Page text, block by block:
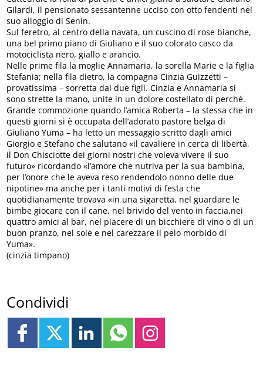
Gilardi, il pensionato sessantenne ucciso con otto fendenti nel
suo alloggio di Senin.
Sul feretro, al centro della navata, un cuscino di rose bianche,
una bel primo piano di Giuliano e il suo colorato casco da
motociclista nero, giallo e arancio.
Nelle prime fila la moglie Annamaria, la sorella Marie e la figlia
Stefania; nella fila dietro, la compagna Cinzia Guizzetti –
provatissima – sorretta dai due figli. Cinzia e Annamaria si
sono strette la mano, unite in un dolore costellato di perchè.
Grande commozione quando l’amica Roberta – la stessa che in
questi giorni si è occupata dell’adorato pastore belga di
Giuliano Yuma – ha letto un messaggio scritto dagli amici
Giorgio e Stefano che salutano «il cavaliere in cerca di libertà,
il Don Chisciotte dei giorni nostri che voleva vivere il suo
futuro» ricordando «l’amore che nutriva per la sua bambina,
per l’onore che le aveva reso rendendolo nonno delle due
nipotine» ma anche per i tanti motivi di festa che
quotidianamente trovava «in una sigaretta, nel guardare le
bimbe giocare con il cane, nel brivido del vento in faccia,nei
quattro amici al bar, nel piacere di un bicchiere di vino o di un
buon pranzo, nel sole e nel carezzare il pelo morbido di
Yuma».
(cinzia timpano)
Condividi